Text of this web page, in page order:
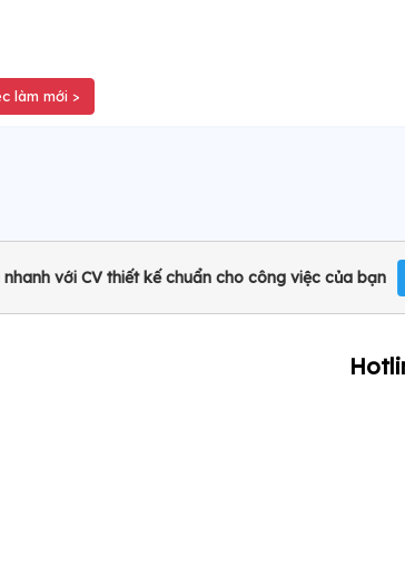
làm mới >
nhanh với CV thiết kế chuẩn cho công việc của bạn